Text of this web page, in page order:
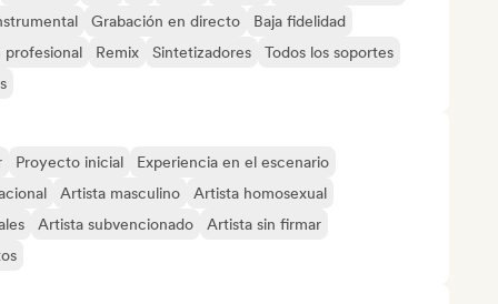
Grabación en directo
Baja fidelidad
profesional Remix Sintetizadores
Todos los soportes
Proyecto inicial
Experiencia en el escenario
Artista masculino
Artista homosexual
Artista subvencionado
Artista sin firmar